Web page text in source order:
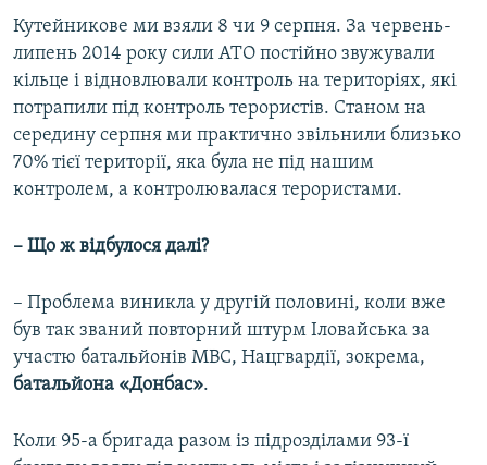
Кутейникове ми взяли 8 чи 9 серпня. За червень-
липень 2014 року сили АТО постійно звужували
кільце і відновлювали контроль на територіях, які
потрапили під контроль терористів. Станом на
середину серпня ми практично звільнили близько
70% тієї території, яка була не під нашим
контролем, а контролювалася терористами.
– Що ж відбулося далі?
– Проблема виникла у другій половині, коли вже
був так званий повторний штурм Іловайська за
участю батальйонів МВС, Нацгвардії, зокрема,
батальйона «Донбас».
Коли 95-а бригада разом із підрозділами 93-ї